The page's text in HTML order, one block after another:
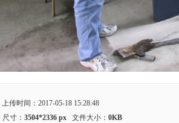
上传时间：2017-05-18 15:28:48
尺寸： 3504*2336 px 文件大小： 0KB